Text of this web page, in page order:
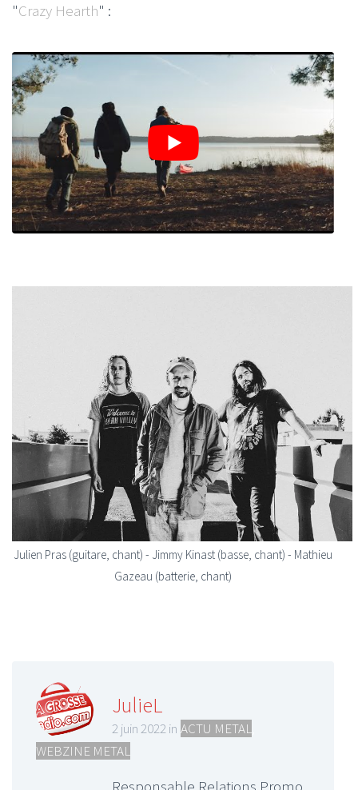
"Crazy Hearth" :
Julien Pras (guitare, chant) - Jimmy Kinast (basse, chant) - Mathieu
Gazeau (batterie, chant)
JulieL
2 juin 2022 in ACTU METAL
WEBZINE METAL
Responsable Relations Promo